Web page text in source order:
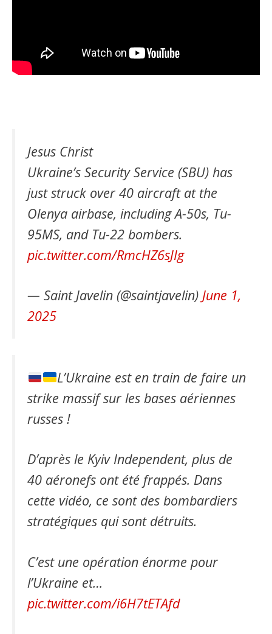
Jesus Christ
Ukraine’s Security Service (SBU) has
just struck over 40 aircraft at the
Olenya airbase, including A-50s, Tu-
95MS, and Tu-22 bombers.
pic.twitter.com/RmcHZ6sJIg
— Saint Javelin (@saintjavelin) June 1,
2025
L’Ukraine est en train de faire un
strike massif sur les bases aériennes
russes !
D’après le Kyiv Independent, plus de
40 aéronefs ont été frappés. Dans
cette vidéo, ce sont des bombardiers
stratégiques qui sont détruits.
C’est une opération énorme pour
l’Ukraine et…
pic.twitter.com/i6H7tETAfd